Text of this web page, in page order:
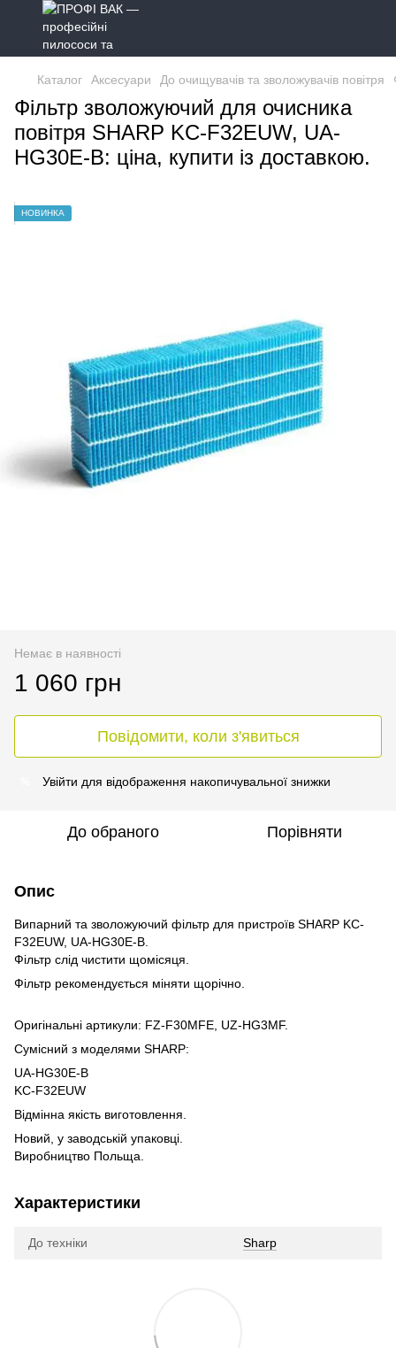
Каталог Аксесуари До очищувачів та зволожувачів повітря
Фільтр зволожуючий для очисника
повітря SHARP KC-F32EUW, UA-
HG30E-B: ціна, купити із доставкою.
НОВИНКА
Немає в наявності
1 060 грн
Повідомити, коли з'явиться
Увійти для відображення накопичувальної знижки
До обраного Порівняти
Опис
Випарний та зволожуючий фільтр для пристроїв SHARP KC-
F32EUW, UA-HG30E-B.
Фільтр слід чистити щомісяця.
Фільтр рекомендується міняти щорічно.
Оригінальні артикули: FZ-F30MFE, UZ-HG3MF.
Сумісний з моделями SHARP:
UA-HG30E-B
KC-F32EUW
Відмінна якість виготовлення.
Новий, у заводській упаковці.
Виробництво Польща.
Характеристики
До техніки Sharp